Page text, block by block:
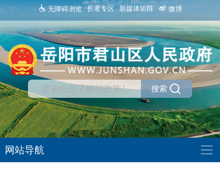
无障碍浏览 长者专区 新媒体矩阵 微博
搜索
网站导航